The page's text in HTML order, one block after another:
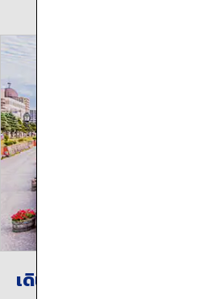
เดินเล่นชมวิวได้ทุกฤดูกาล